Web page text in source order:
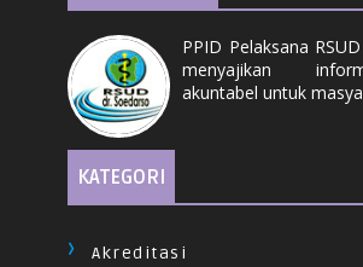
PPID Pelaksana
menyajikan
akuntabel untuk
KATEGORI
Akreditasi